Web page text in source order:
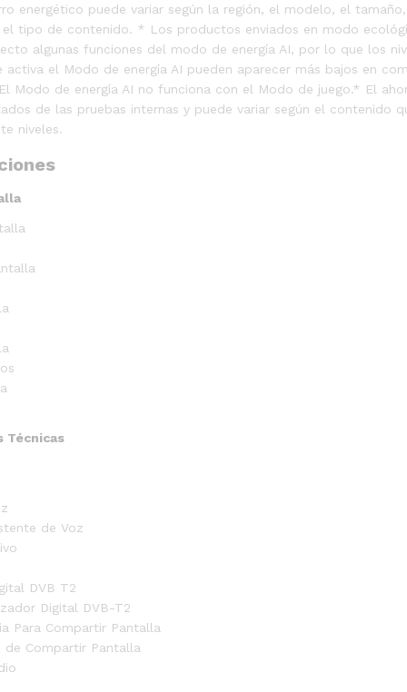
energético puede variar según la región, el modelo, el
el tipo de contenido. * Los productos enviados en modo
algunas funciones del modo de energía AI, por lo que los
activa el Modo de energía AI pueden aparecer más bajos en
Modo de energía AI no funciona con el Modo de juego.* El
de las pruebas internas y puede variar según el contenido
niveles.
Técnicas
de Voz
DVB T2
Digital DVB-T2
Para Compartir Pantalla
de Compartir Pantalla